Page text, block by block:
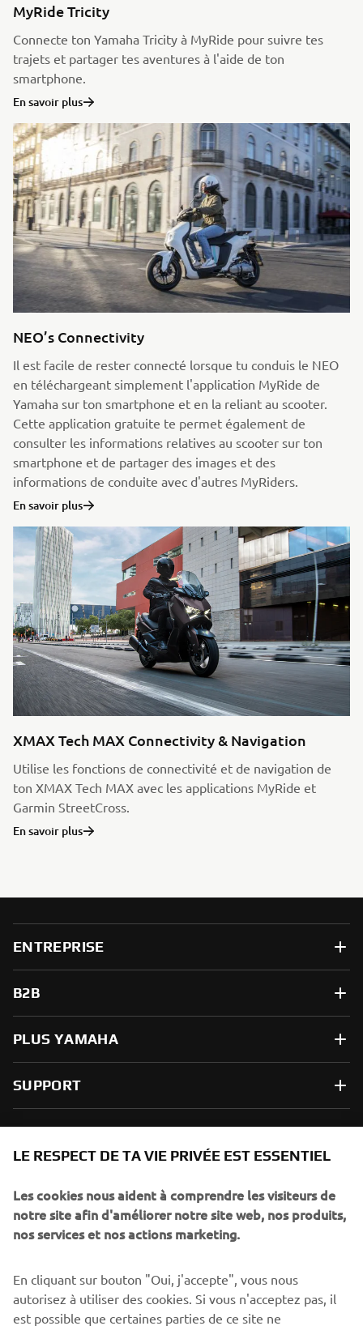
MyRide Tricity
Connecte ton Yamaha Tricity à MyRide pour suivre tes
trajets et partager tes aventures à l'aide de ton
smartphone.
En savoir plus
NEO’s Connectivity
Il est facile de rester connecté lorsque tu conduis le NEO
en téléchargeant simplement l'application MyRide de
Yamaha sur ton smartphone et en la reliant au scooter.
Cette application gratuite te permet également de
consulter les informations relatives au scooter sur ton
smartphone et de partager des images et des
informations de conduite avec d'autres MyRiders.
En savoir plus
XMAX Tech MAX Connectivity & Navigation
Utilise les fonctions de connectivité et de navigation de
ton XMAX Tech MAX avec les applications MyRide et
Garmin StreetCross.
En savoir plus
ENTREPRISE
B2B
PLUS YAMAHA
SUPPORT
spéciaux, les lancements de produits, etc.
S'ABONNER
Lisez notre politique de confidentialité pour savoir comment
LE RESPECT DE TA VIE PRIVÉE EST ESSENTIEL
Les cookies nous aident à comprendre les visiteurs de
notre site afin d'améliorer notre site web, nos produits,
nos services et nos actions marketing.
En cliquant sur bouton "Oui, j'accepte", vous nous
autorisez à utiliser des cookies. Si vous n'acceptez pas, il
est possible que certaines parties de ce site ne